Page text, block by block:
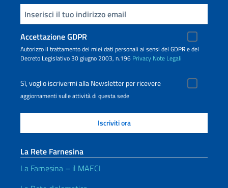
Inserisci la tua email
Accettazione GDPR
Autorizzo il trattamento dei miei dati personali ai sensi del GDPR e del
Decreto Legislativo 30 giugno 2003, n.196 Privacy Note Legali
Sì, voglio iscrivermi alla Newsletter per ricevere
aggiornamenti sulle attività di questa sede
La Rete Farnesina
La Farnesina – il MAECI